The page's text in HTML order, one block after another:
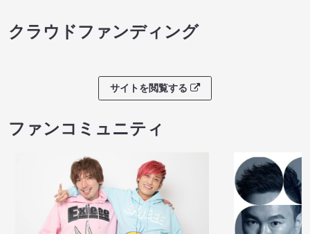
クラウドファンディング
サイトを閲覧する
ファンコミュニティ